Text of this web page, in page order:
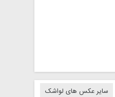
سایر عکس های لواشک